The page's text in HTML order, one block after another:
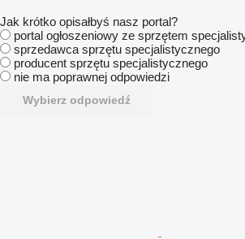
Jak krótko opisałbyś nasz portal?
portal ogłoszeniowy ze sprzętem
sprzedawca sprzętu specjalistycznego
producent sprzętu specjalistycznego
nie ma poprawnej odpowiedzi
Wybierz odpowiedź